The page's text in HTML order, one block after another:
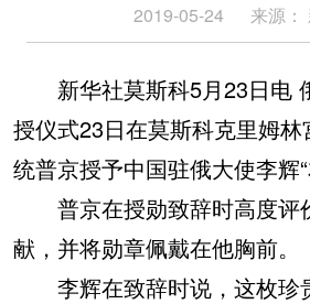
2019-05-24 来源：
新华社莫斯科5月23日电
授仪式23日在莫斯科克里姆
统普京授予中国驻俄大使李辉“
普京在授勋致辞时高度评
献，并将勋章佩戴在他胸前。
李辉在致辞时说，这枚珍